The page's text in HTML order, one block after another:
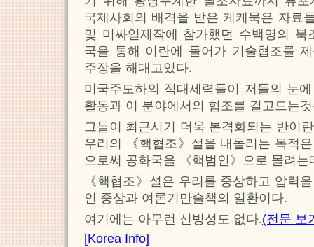
국제사회의 배격을 받은 케케묵은 자료
및 미싸일제작에 참가했던 수백명의 북
국을 통해 이란에 들어가 기술협조를
주장을 해대고있다.
미국주도하의 적대세력들이 저들의 눈
활동과 이 분야에서의 협조를 걸고드는
그들이 최근시기 더욱 본격화되는 반이
우리의 《핵협조》설을 내돌리는 목적
으로써 공화국을 《핵범인》으로 몰려는
《핵협조》설은 우리를 중상하고 압력
인 중상과 여론기만술책의 일환이다.
여기에는 아무런 신빙성도 없다.(전문 보
[Korea Info]